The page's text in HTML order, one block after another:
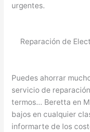
urgentes.
Reparación de
Puedes ahorrar
servicio de
termos… Beretta en
bajos en cualquier
informarte de los